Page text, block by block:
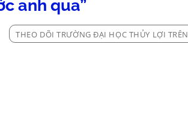
anh qua”
THEO DÕI TRƯỜNG ĐẠI HỌC THỦY LỢI TRÊN